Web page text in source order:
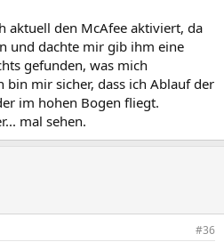
aktuell den McAfee aktiviert, da
und dachte mir gib ihm eine
gefunden, was mich
bin mir sicher, dass ich Ablauf der
im hohen Bogen fliegt.
mal sehen.
#36